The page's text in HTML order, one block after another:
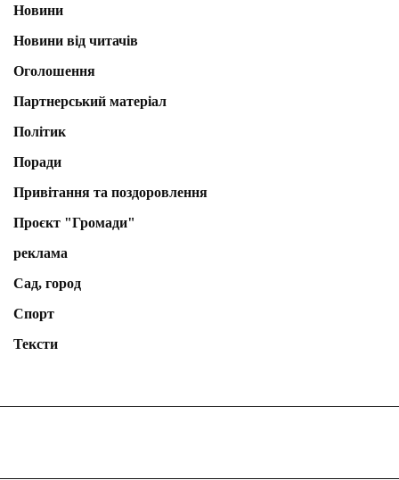
Новини
Новини від читачів
Оголошення
Партнерський матеріал
Політик
Поради
Привітання та поздоровлення
Проєкт "Громади"
реклама
Сад, город
Спорт
Тексти